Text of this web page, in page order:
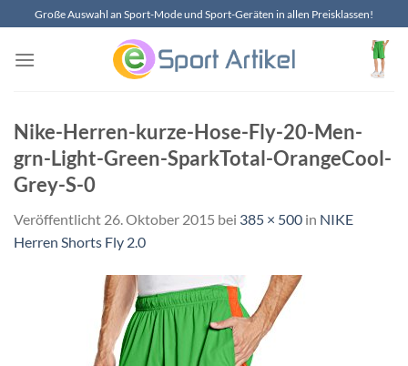
Inhalt
springen
Große Auswahl an Sport-Mode und Sport-Geräten in allen Preisklassen!
Nike-Herren-kurze-Hose-Fly-20-Men-
grn-Light-Green-SparkTotal-OrangeCool-
Grey-S-0
Veröffentlicht 26. Oktober 2015 bei 385 × 500 in NIKE
Herren Shorts Fly 2.0